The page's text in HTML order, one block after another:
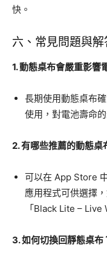
快。
六、常見問題與解
1. 動態桌布會嚴重影響
長期使用動態桌布
使用，對電池壽命
2. 有哪些推薦的動態桌
可以在 App Store
應用程式可供選擇
「Black Lite – Live
3. 如何切換回靜態桌布